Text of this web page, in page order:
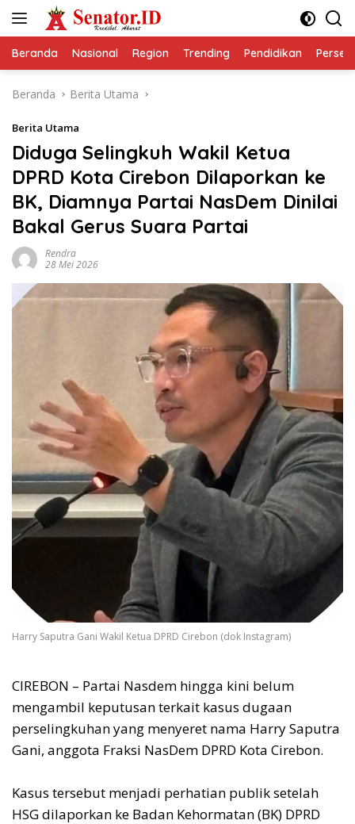
Beranda Nasional Region Trending Pendidikan
Beranda Berita Utama
Berita Utama
Diduga Selingkuh Wakil Ketua
DPRD Kota Cirebon Dilaporkan ke
BK, Diamnya Partai NasDem Dinilai
Bakal Gerus Suara Partai
Rendra
28 Mei 2026
Harry Saputra Gani Wakil Ketua DPRD Cirebon (dok Instagram)
CIREBON – Partai Nasdem hingga kini belum
mengambil keputusan terkait kasus dugaan
perselingkuhan yang menyeret nama Harry Saputra
Gani, anggota Fraksi NasDem DPRD Kota Cirebon.
‎Kasus tersebut menjadi perhatian publik setelah
HSG dilaporkan ke Badan Kehormatan (BK) DPRD